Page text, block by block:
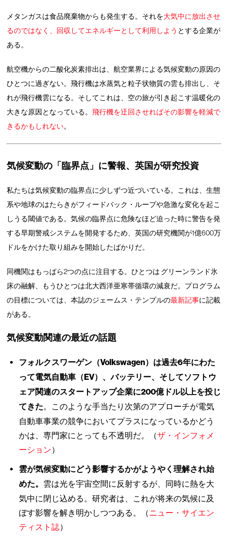
メタンガスは食品廃棄物からも発生する。それを大気中に放出させ
るのではなく、回収してエネルギーとして利用しよう とする企業が
ある。
航空機からの二酸化炭素排出は、航空業界による気候変動の原因の
ひとつに過ぎない。飛行機は水蒸気と粒子状物質の雲も排出し、そ
れが飛行機雲になる。そしてこれは、空の旅が引き起こす温暖化の
大きな原因となっている。飛行機を迂回させればその影響を軽減で
きるかもしれない。
気候変動の「臨界点」に警報、英国が研究投資
私たちは気候変動の臨界点に少しずつ近づいている。これは、生態
系や地球のはたらきがフィードバック・ループや急激な変化を起こ
しうる閾値である。気候の臨界点に危険なほど迫った時に警告を発
する早期警戒システムを開発するため、英国の研究機関が1億600万
ドルをかけた取り組みを開始したばかりだ。
同機関はもっぱら2つの点に注目する。ひとつは グリーンランド氷
床の融解、もうひとつは北大西洋亜寒帯循環の減衰だ。プログラム
の目標については、本誌のジェームス・テンプルの最新記事に記載
がある。
気候変動関連の最近の話題
フォルクスワーゲン（Volkswagen）は過去6年にわた
って電気自動車（EV）、バッテリー、そしてソフトウ
ェア関連のスタートアップ企業に200億ドル以上を投じ
てきた。このような手当たり次第のアプローチが電気
自動車事業の競争においてプラスになっているかどう
かは、専門家にとっても不透明だ。（ザ・インフォメ
ーション）
雲が気候変動にどう影響するかがようやく理解され始
めた。 雲は光を宇宙空間に反射するが、同時に熱を大
気中に閉じ込める。研究者は、これが将来の気候に及
ぼす影響を解き明かしつつある。（ニュー・サイエン
ティスト誌）